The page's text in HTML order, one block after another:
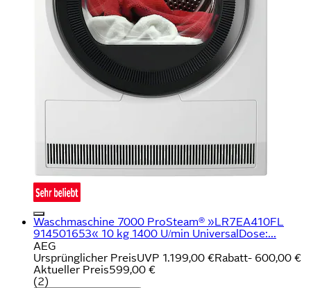
Waschmaschine 7000 ProSteam® »LR7EA410FL
914501653« 10 kg 1400 U/min UniversalDose:...
AEG
Ursprünglicher PreisUVP 1.199,00 €Rabatt- 600,00 €
Aktueller Preis599,00 €
(2)